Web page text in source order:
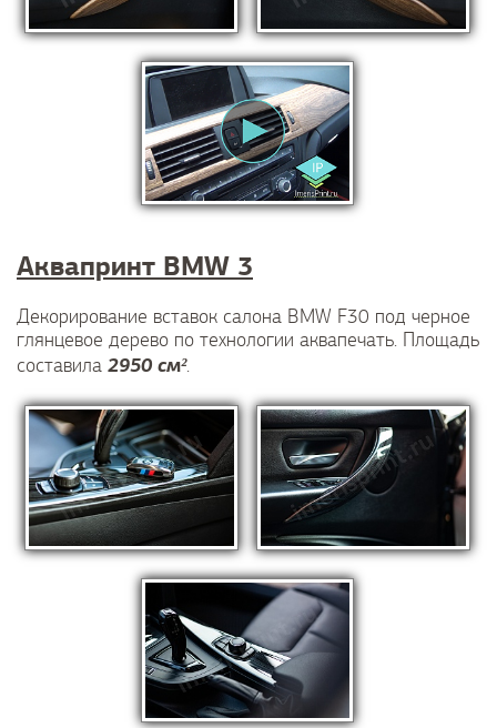
Аквапринт BMW 3
Декорирование вставок салона BMW F30 под черное
глянцевое дерево по технологии аквапечать. Площадь
составила 2950 см².